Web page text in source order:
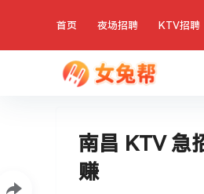
首页 夜场招聘 KTV招聘
南昌 KTV 急
赚